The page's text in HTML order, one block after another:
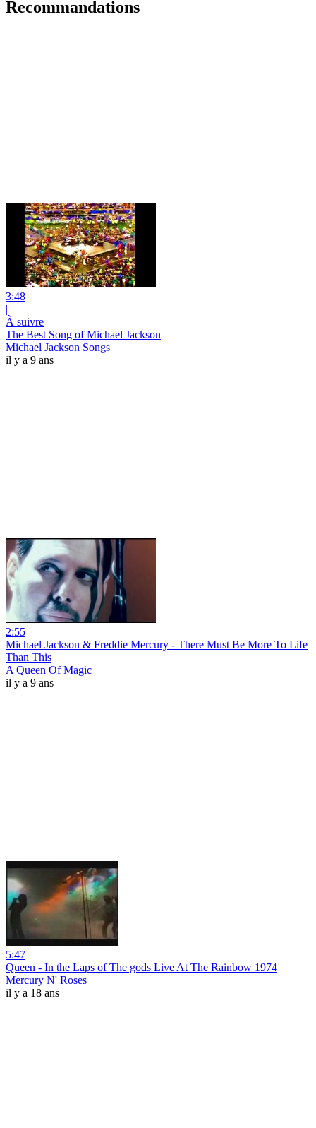
Recommandations
3:48
|
À suivre
The Best Song of Michael Jackson
Michael Jackson Songs
il y a 9 ans
2:55
Michael Jackson & Freddie Mercury - There Must Be More To Life
Than This
A Queen Of Magic
il y a 9 ans
5:47
Queen - In the Laps of The gods Live At The Rainbow 1974
Mercury N' Roses
il y a 18 ans